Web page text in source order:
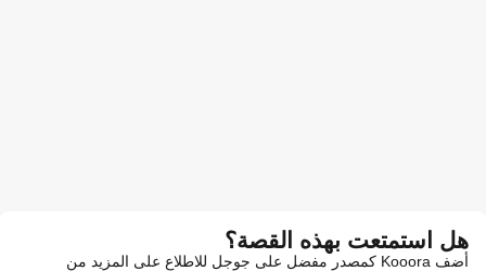
هل استمتعت بهذه القصة؟
أضف Kooora كمصدر مفضل على جوجل للاطلاع على المزيد من